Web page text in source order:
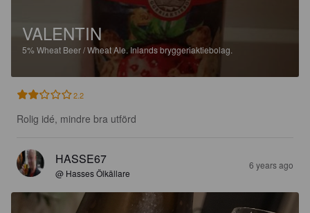
VALENTIN
5% Wheat Beer / Wheat Ale.Inlands bryggeriaktiebolag.
2.2
Rolig idé, mindre bra utförd
HASSE67
@ Hasses Ölkällare
6 years ago